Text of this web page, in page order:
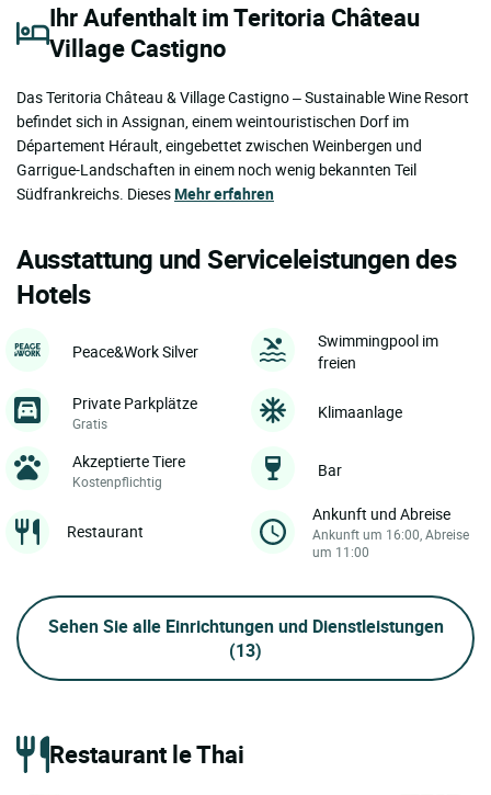
Ihr Aufenthalt im Teritoria Château
Village Castigno
Das Teritoria Château & Village Castigno – Sustainable Wine Resort
befindet sich in Assignan, einem weintouristischen Dorf im
Département Hérault, eingebettet zwischen Weinbergen und
Garrigue-Landschaften in einem noch wenig bekannten Teil
Südfrankreichs. DiesesMehr erfahren
Ausstattung und Serviceleistungen des
Hotels
Peace&Work Silver
Swimmingpool im
freien
Private Parkplätze
Gratis
Klimaanlage
Akzeptierte Tiere
Kostenpflichtig
Bar
Restaurant
Ankunft und Abreise
Ankunft um 16:00, Abreise
um 11:00
Sehen Sie alle Einrichtungen und Dienstleistungen
(13)
Restaurant le Thai